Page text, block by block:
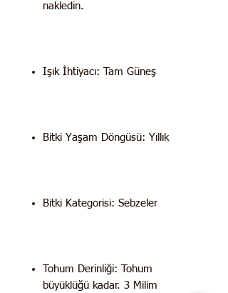
nakledin.
Işık İhtiyacı: Tam Güneş
Bitki Yaşam Döngüsü: Yıllık
Bitki Kategorisi: Sebzeler
Tohum Derinliği: Tohum
büyüklüğü kadar. 3 Milim